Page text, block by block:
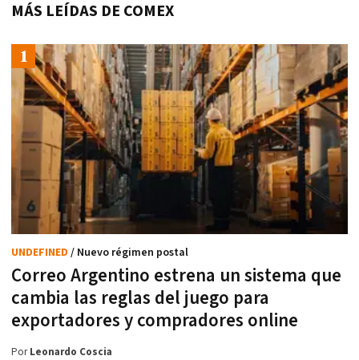
MÁS LEÍDAS DE COMEX
Correo Argentino estrena un sistema que
cambia las reglas del juego para
exportadores y compradores online
UNDEFINED / Nuevo régimen postal
PorLeonardo Coscia